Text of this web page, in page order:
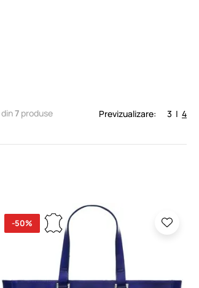
7 produse Previzualizare: 3 | 4
-50%